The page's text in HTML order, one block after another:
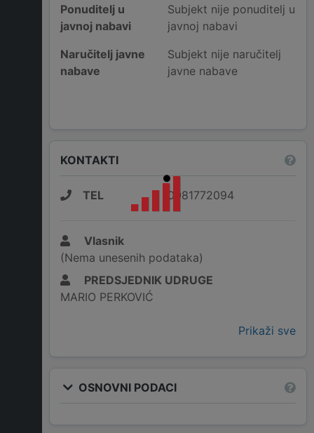
Ponuditelj u
javnoj nabavi
Subjekt nije ponuditelj u
javnoj nabavi
Naručitelj javne
nabave
Subjekt nije naručitelj
javne nabave
KONTAKTI
TEL 0981772094
Vlasnik
(Nema unesenih podataka)
PREDSJEDNIK UDRUGE
MARIO PERKOVIĆ
Prikaži sve
OSNOVNI PODACI